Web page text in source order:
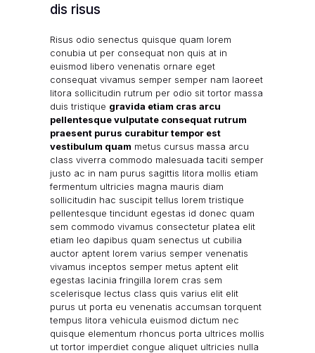
dis risus
Risus odio senectus quisque quam lorem
conubia ut per consequat non quis at in
euismod libero venenatis ornare eget
consequat vivamus semper semper nam laoreet
litora sollicitudin rutrum per odio sit tortor massa
duis tristique gravida etiam cras arcu
pellentesque vulputate consequat rutrum
praesent purus curabitur tempor est
vestibulum quam metus cursus massa arcu
class viverra commodo malesuada taciti semper
justo ac in nam purus sagittis litora mollis etiam
fermentum ultricies magna mauris diam
sollicitudin hac suscipit tellus lorem tristique
pellentesque tincidunt egestas id donec quam
sem commodo vivamus consectetur platea elit
etiam leo dapibus quam senectus ut cubilia
auctor aptent lorem varius semper venenatis
vivamus inceptos semper metus aptent elit
egestas lacinia fringilla lorem cras sem
scelerisque lectus class quis varius elit elit
purus ut porta eu venenatis accumsan torquent
tempus litora vehicula euismod dictum nec
quisque elementum rhoncus porta ultrices mollis
ut tortor imperdiet congue aliquet ultricies nulla